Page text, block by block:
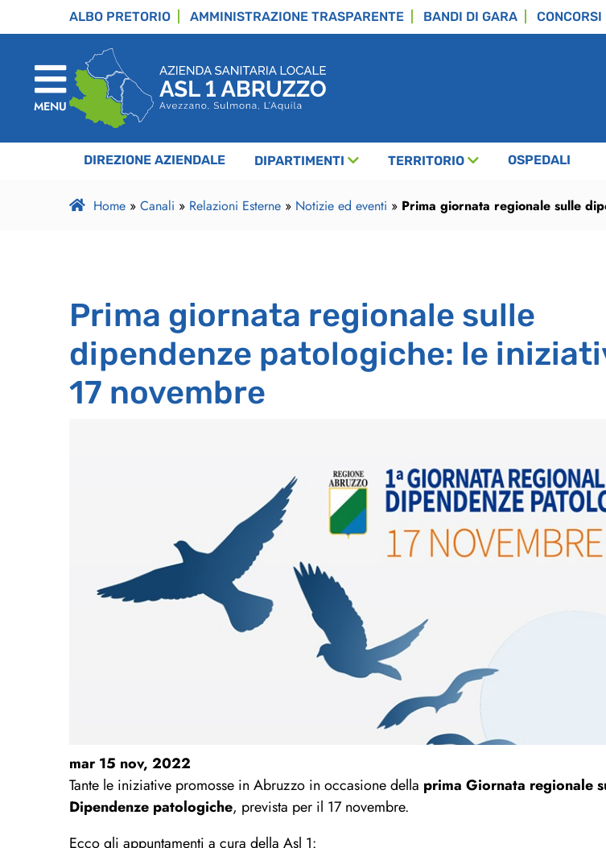
ALBO PRETORIO AMMINISTRAZIONE TRASPARENTE BANDI DI GARA
MENU
DIREZIONE AZIENDALE DIPARTIMENTI TERRITORIO OSPEDALI
Home» Canali » Relazioni Esterne» Notizie ed eventi » Prima giornata regionale sulle
Prima giornata regionale sulle
dipendenze patologiche: le
17 novembre
mar 15 nov, 2022
Tante le iniziative promosse in Abruzzo in occasione della prima Giornata regionale
Dipendenze patologiche, prevista per il 17 novembre.
Ecco gli appuntamenti a cura della Asl 1: